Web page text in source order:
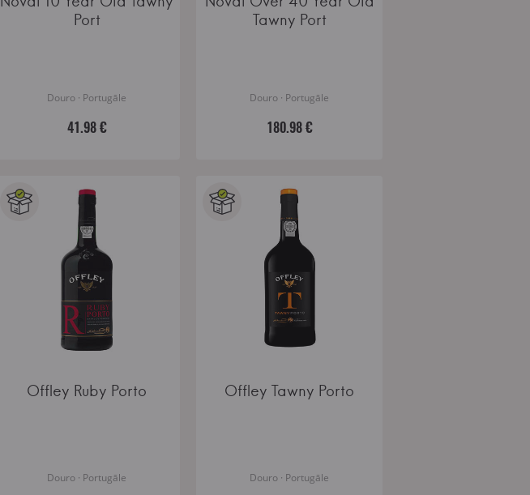
Port
Douro · Portugāle
41.98 €
Tawny Port
Douro · Portugāle
180.98 €
Offley Ruby Porto
Douro · Portugāle
Offley Tawny Porto
Douro · Portugāle